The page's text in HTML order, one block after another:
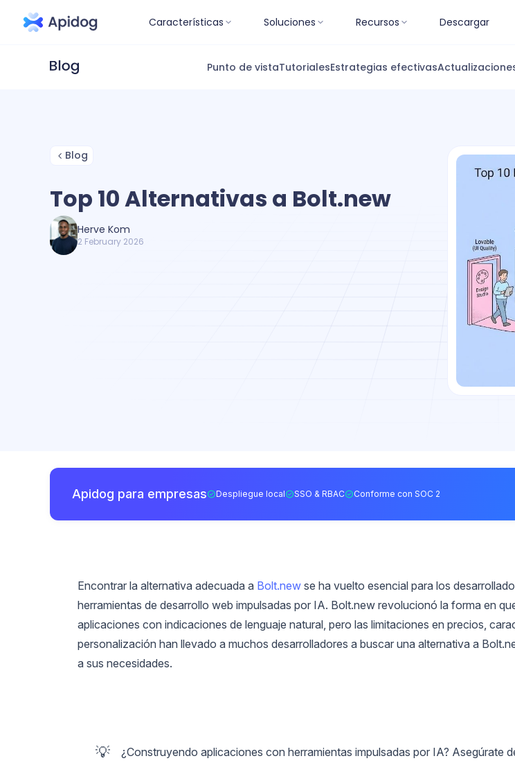
Características Soluciones Recursos Descargar
Punto de vistaTutorialesEstrategias efectivas
Blog
Top 10 Alternativas a Bolt.new
Herve Kom
2 February 2026
Apidog para empresas Despliegue local SSO & RBAC Conforme con SOC 2
Encontrar la alternativa adecuada a Bolt.new se ha vuelto esencial para los
herramientas de desarrollo web impulsadas por IA. Bolt.new revolucionó la forma en
aplicaciones con indicaciones de lenguaje natural, pero las limitaciones en precios,
personalización han llevado a muchos desarrolladores a buscar una alternativa a
a sus necesidades.
💡
¿Construyendo aplicaciones con herramientas impulsadas por IA? Asegúrate